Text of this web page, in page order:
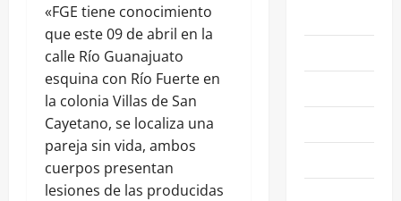
«FGE tiene conocimiento
que este 09 de abril en la
calle Río Guanajuato
esquina con Río Fuerte en
la colonia Villas de San
Cayetano, se localiza una
pareja sin vida, ambos
cuerpos presentan
lesiones de las producidas